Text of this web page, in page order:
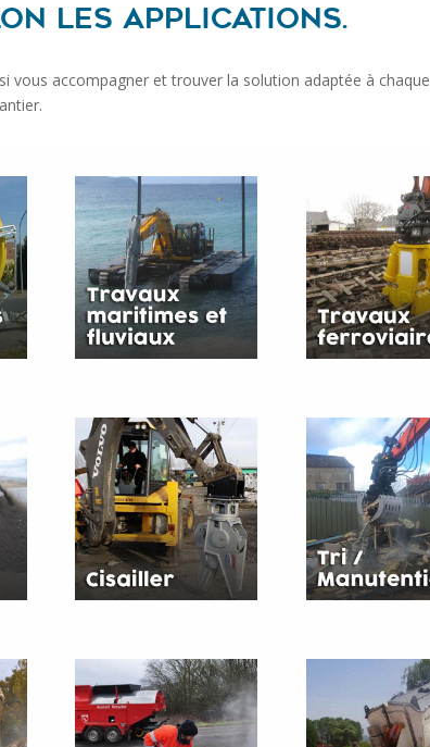
LES APPLICATIONS.
vous accompagner et trouver la solution adaptée à chaque